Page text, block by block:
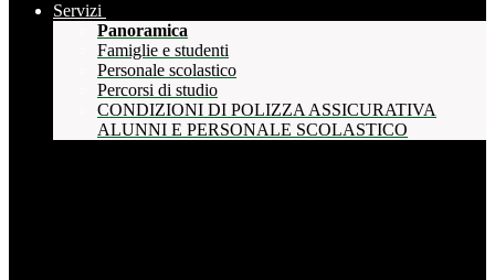
Servizi
Panoramica
Famiglie e studenti
Personale scolastico
Percorsi di studio
CONDIZIONI DI POLIZZA ASSICURATIVA
ALUNNI E PERSONALE SCOLASTICO